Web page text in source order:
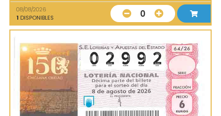
08/08/2026
1 DISPONIBLES 0